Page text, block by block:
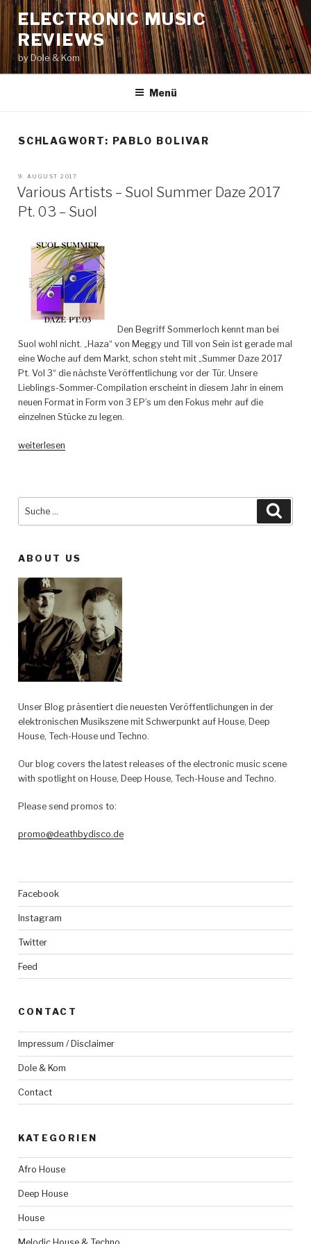
Zum
Inhalt
springen
ELECTRONIC MUSIC
REVIEWS
by Dole & Kom
Menü
SCHLAGWORT: PABLO BOLIVAR
VERÖFFENTLICHT
9. AUGUST 2017
Various Artists – Suol Summer Daze 2017
Pt. 03 – Suol
Den Begriff Sommerloch kennt man bei
Suol wohl nicht. „Haza“ von Meggy und Till von Sein ist gerade mal
eine Woche auf dem Markt, schon steht mit „Summer Daze 2017
Pt. Vol 3“ die nächste Veröffentlichung vor der Tür. Unsere
Lieblings-Sommer-Compilation erscheint in diesem Jahr in einem
neuen Format in Form von 3 EP’s um den Fokus mehr auf die
einzelnen Stücke zu legen.
„Various
Daze
03
–
Suol“
weiterlesen
ABOUT US
Unser Blog präsentiert die neuesten Veröffentlichungen in der
elektronischen Musikszene mit Schwerpunkt auf House, Deep
House, Tech-House und Techno.
Our blog covers the latest releases of the electronic music scene
with spotlight on House, Deep House, Tech-House and Techno.
Please send promos to:
promo@deathbydisco.de
Facebook
Instagram
Twitter
Feed
CONTACT
Impressum / Disclaimer
Dole & Kom
Contact
KATEGORIEN
Afro House
Deep House
House